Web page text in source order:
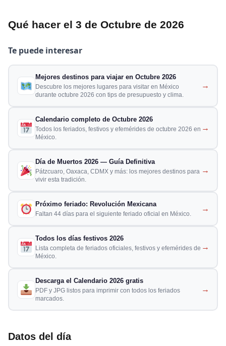
Qué hacer el 3 de Octubre de 2026
Te puede interesar
Mejores destinos para viajar en Octubre 2026
Descubre los mejores lugares para visitar en México
durante octubre 2026 con tips de presupuesto y clima.
→
Calendario completo de Octubre 2026
Todos los feriados, festivos y efemérides de octubre 2026 en
México.
→
Día de Muertos 2026 — Guía Definitiva
Pátzcuaro, Oaxaca, CDMX y más: los mejores destinos para
vivir esta tradición.
→
Próximo feriado: Revolución Mexicana
Faltan 44 días para el siguiente feriado oficial en México.
→
Todos los días festivos 2026
Lista completa de feriados oficiales, festivos y efemérides de
México.
→
Descarga el Calendario 2026 gratis
PDF y JPG listos para imprimir con todos los feriados
marcados.
→
Datos del día